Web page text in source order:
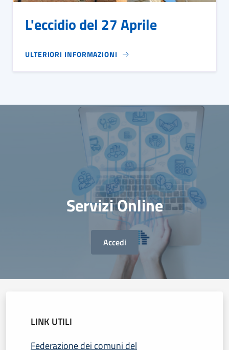
L'eccidio del 27 Aprile
ULTERIORI INFORMAZIONI
Servizi Online
Accedi
LINK UTILI
Federazione dei comuni del